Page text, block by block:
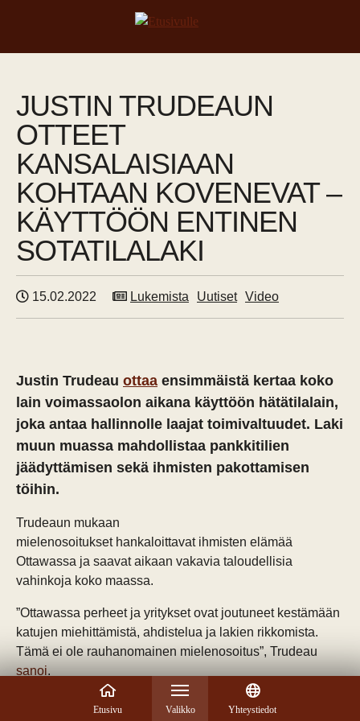
Etusivu Valikko Yhteystiedot
JUSTIN TRUDEAUN
OTTEET
KANSALAISIAAN
KOHTAAN KOVENEVAT –
KÄYTTÖÖN ENTINEN
SOTATILALAKI
15.02.2022 Lukemista Uutiset Video
Justin Trudeau ottaa ensimmäistä kertaa koko
lain voimassaolon aikana käyttöön hätätilalain,
joka antaa hallinnolle laajat toimivaltuudet. Laki
muun muassa mahdollistaa pankkitilien
jäädyttämisen sekä ihmisten pakottamisen
töihin.
Trudeaun mukaan
mielenosoitukset hankaloittavat ihmisten elämää
Ottawassa ja saavat aikaan vakavia taloudellisia
vahinkoja koko maassa.
”Ottawassa perheet ja yritykset ovat joutuneet kestämään
katujen miehittämistä, ahdistelua ja lakien rikkomista.
Tämä ei ole rauhanomainen mielenosoitus”, Trudeau
sanoi.
Kanadan hätätilalaki säädettiin vuonna 1988 korvaamaan